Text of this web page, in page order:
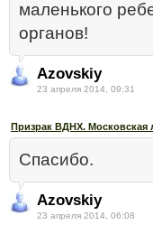
маленького
органов!
Azovskiy
23 апреля 2014, 09:31
Призрак ВДНХ. Московская
Спасибо.
Azovskiy
23 апреля 2014, 06:08